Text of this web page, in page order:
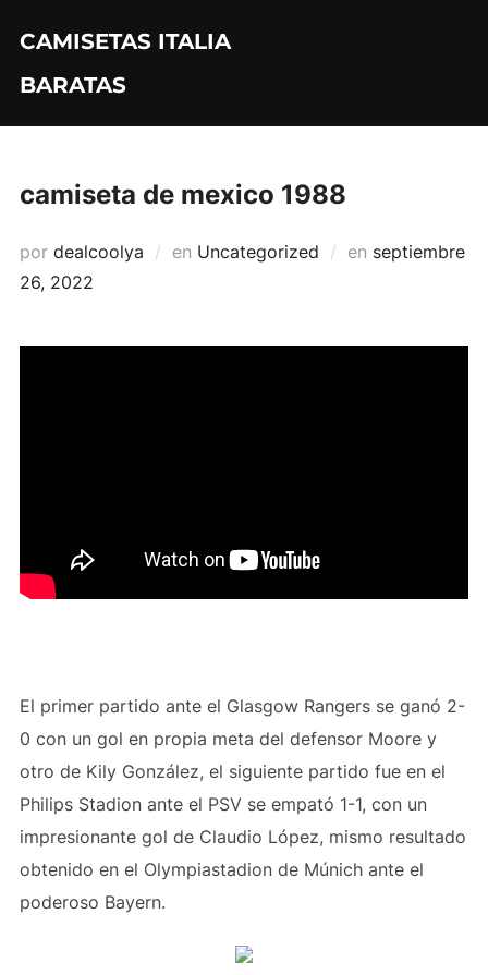
contenido
CAMISETAS ITALIA
BARATAS
camiseta de mexico 1988
por dealcoolya en Uncategorized en Publicado
septiembre
26, 2022
El primer partido ante el Glasgow Rangers se ganó 2-
0 con un gol en propia meta del defensor Moore y
otro de Kily González, el siguiente partido fue en el
Philips Stadion ante el PSV se empató 1-1, con un
impresionante gol de Claudio López, mismo resultado
obtenido en el Olympiastadion de Múnich ante el
poderoso Bayern.